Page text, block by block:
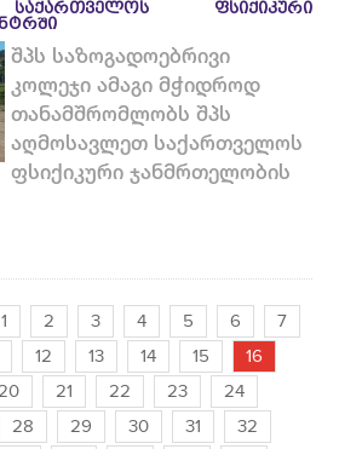
ᲤᲡᲘᲥᲘᲙᲣᲠᲘ
შპს საზოგადოებრივი
კოლეჯი ამაგი მჭიდროდ
თანამშრომლობს შპს
აღმოსავლეთ საქართველოს
ფსიქიკური ჯანმრთელობის
1 2 3 4 5 6
7
12 13 14 15
16
21 22 23
24
28 29 30 31
32